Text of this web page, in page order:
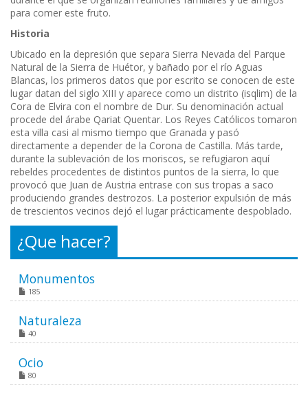
para comer este fruto.
Historia
Ubicado en la depresión que separa Sierra Nevada del Parque
Natural de la Sierra de Huétor, y bañado por el río Aguas
Blancas, los primeros datos que por escrito se conocen de este
lugar datan del siglo XIII y aparece como un distrito (isqlim) de la
Cora de Elvira con el nombre de Dur. Su denominación actual
procede del árabe Qariat Quentar. Los Reyes Católicos tomaron
esta villa casi al mismo tiempo que Granada y pasó
directamente a depender de la Corona de Castilla. Más tarde,
durante la sublevación de los moriscos, se refugiaron aquí
rebeldes procedentes de distintos puntos de la sierra, lo que
provocó que Juan de Austria entrase con sus tropas a saco
produciendo grandes destrozos. La posterior expulsión de más
de trescientos vecinos dejó el lugar prácticamente despoblado.
¿Que hacer?
Monumentos
185
Naturaleza
40
Ocio
80